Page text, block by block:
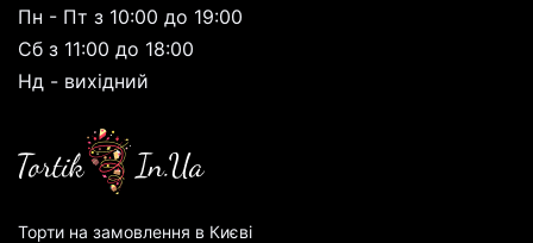
Пн - Пт з 10:00 до 19:00
Сб з 11:00 до 18:00
Нд - вихідний
Торти на замовлення в Києві